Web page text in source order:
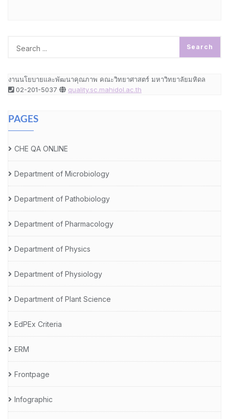
งานนโยบายและพัฒนาคุณภาพ คณะวิทยาศาสตร์ มหาวิทยาลัยมหิดล
02-201-5037
quality.sc.mahidol.ac.th
PAGES
CHE QA ONLINE
Department of Microbiology
Department of Pathobiology
Department of Pharmacology
Department of Physics
Department of Physiology
Department of Plant Science
EdPEx Criteria
ERM
Frontpage
Infographic